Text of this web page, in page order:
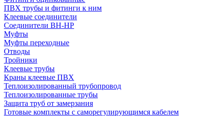
ПВХ трубы и фитинги к ним
Клеевые соединители
Соединители ВН-НР
Муфты
Муфты переходные
Отводы
Тройники
Клеевые трубы
Краны клеевые ПВХ
Теплоизолированный трубопровод
Теплоизолированные трубы
Защита труб от замерзания
Готовые комплекты с саморегулирующимся кабелем